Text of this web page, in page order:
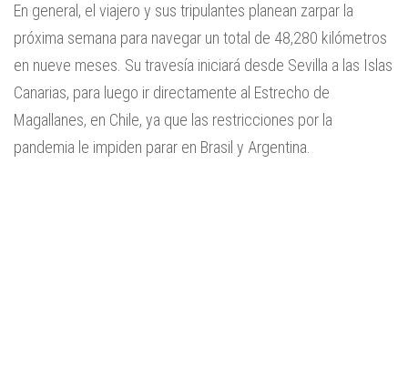
En general, el viajero y sus tripulantes planean zarpar la
próxima semana para navegar un total de 48,280 kilómetros
en nueve meses. Su travesía iniciará desde Sevilla a las Islas
Canarias, para luego ir directamente al Estrecho de
Magallanes, en Chile, ya que las restricciones por la
pandemia le impiden parar en Brasil y Argentina.